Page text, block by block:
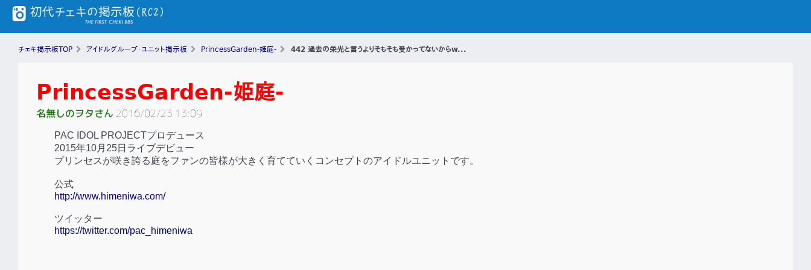
チェキ掲示板TOP アイドルグループ・ユニット掲示板 PrincessGarden-姫庭- 442 過去の栄光と言うよりそもそも受かってないからw...
PrincessGarden-姫庭-
名無しのヲタさん 2016/02/23 13:09
PAC IDOL PROJECTプロデュース
2015年10月25日ライブデビュー
プリンセスが咲き誇る庭をファンの皆様が大きく育てていくコンセプトのアイドルユニットです。
公式
http://www.himeniwa.com/
ツイッター
https://twitter.com/pac_himeniwa